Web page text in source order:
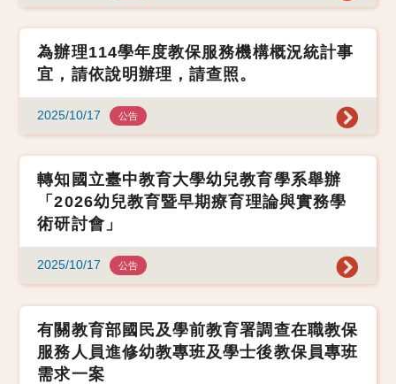
為辦理114學年度教保服務機構概況統計事
宜，請依說明辦理，請查照。
2025/10/17 公告
轉知國立臺中教育大學幼兒教育學系舉辦
「2026幼兒教育暨早期療育理論與實務學
術研討會」
2025/10/17 公告
有關教育部國民及學前教育署調查在職教保
服務人員進修幼教專班及學士後教保員專班
需求一案